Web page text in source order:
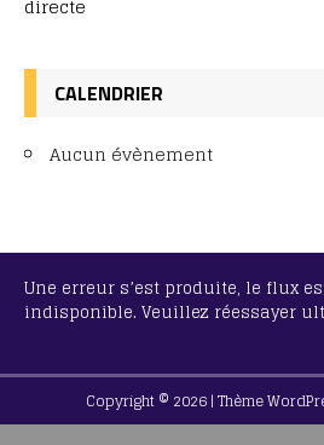
directe
CALENDRIER
Aucun évènement
Une erreur s’est produite, le flux
indisponible. Veuillez réessayer
Copyright © 2026 | Thème